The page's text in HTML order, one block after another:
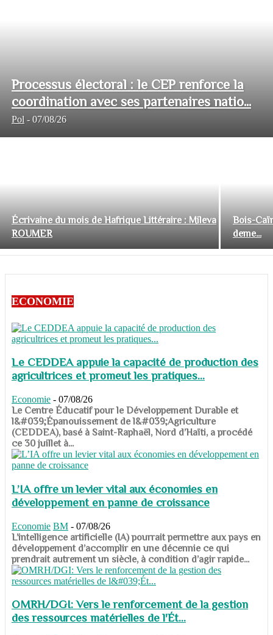
Processus électoral : le CEP renforce la
coordination avec ses partenaires natio...
Pol - 07/08/26
Écrivaine du mois de Hafrique Littéraire : Mileva
ROUMER
Bois-
deme...
ECONOMIE
Le CEDDEA appuie la capacité de production des
agricultrices et promeut les pratiques...
Economie - 07/08/26
​​​​​​​Le Centre Éducatif pour le Développement Durable et
l&#039;Épanouissement de l&#039;Agriculture
(CEDDEA), basé à Saint-Raphaël, Nord d’Haïti, a procédé
ce 30 juillet à...
L’IA offre un levier vital aux économies en
développement en panne de croissance
Economie BM - 07/08/26
​​​​​​​L’intelligence artificielle (IA) pourrait permettre aux pays en
développement d’accomplir en une décennie ce qui
prendrait autrement un siècle, à condition d’agir rapide...
OMRH/DGI: Vers le renforcement de la gestion
des ressources matérielles de l'Ét...